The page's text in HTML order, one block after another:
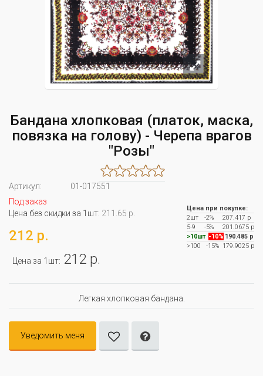
Бандана хлопковая (платок, маска,
повязка на голову) - Черепа врагов
"Розы"
Артикул:
01-017551
Под заказ
Цена без скидки за 1шт: 211.65 р.
212 р.
Цена за 1шт: 212 р.
Цена при покупке:
2шт
-2%
207.417 р
5-9
-5%
201.0675 р
>10шт -10% 190.485 р
>100
-15% 179.9025 р
Легкая хлопковая бандана.
Уведомить меня